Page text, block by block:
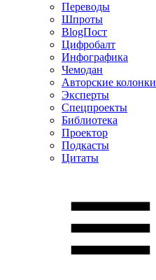
Переводы
Шпроты
BlogПост
Цифробалт
Инфографика
Чемодан
Авторские колонки
Эксперты
Спецпроекты
Библиотека
Проектор
Подкасты
Цитаты